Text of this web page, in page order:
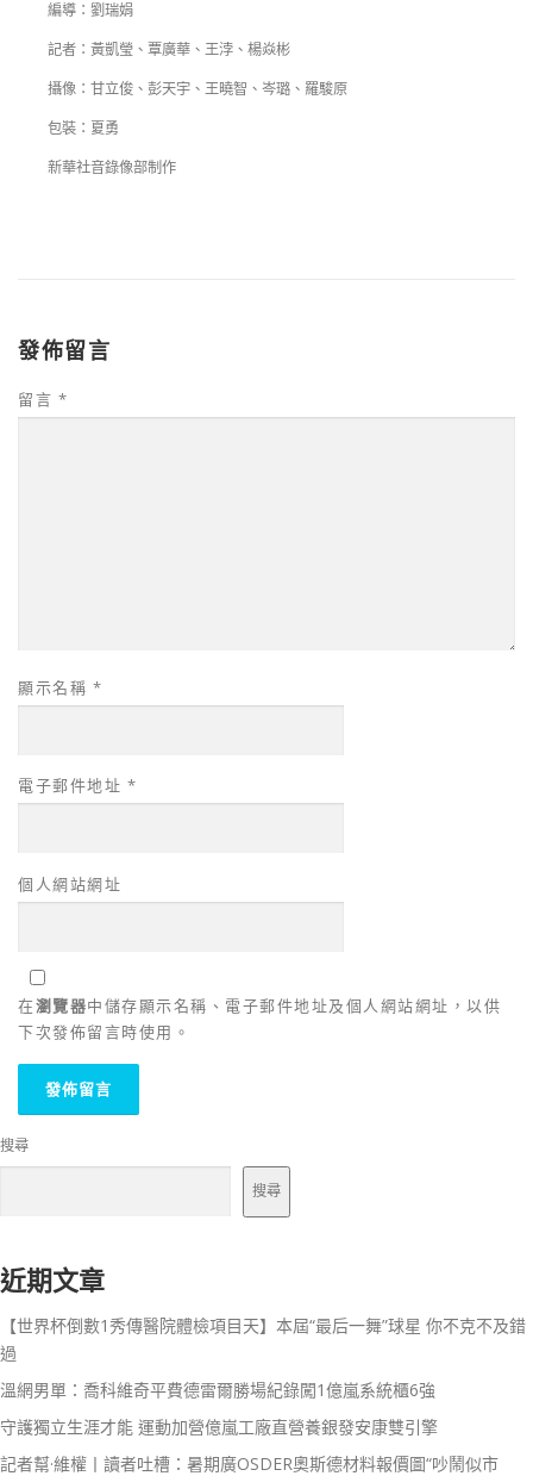
編導：劉瑞娟
記者：黃凱瑩、覃廣華、王浡、楊焱彬
攝像：甘立俊、彭天宇、王曉智、岑璐、羅駿原
包裝：夏勇
新華社音錄像部制作
發佈留言
留言 *
顯示名稱 *
電子郵件地址 *
個人網站網址
在瀏覽器中儲存顯示名稱、電子郵件地址及個人網站網址，以供
下次發佈留言時使用。
搜尋
搜尋
近期文章
【世界杯倒數1秀傳醫院體檢項目天】本屆“最后一舞”球星 你不克不及錯
過
溫網男單：喬科維奇平費德雷爾勝場紀錄闖1億嵐系統櫃6強
守護獨立生涯才能 運動加營億嵐工廠直營養銀發安康雙引擎
記者幫·維權丨讀者吐槽：暑期廣OSDER奧斯德材料報價圖“吵鬧似市